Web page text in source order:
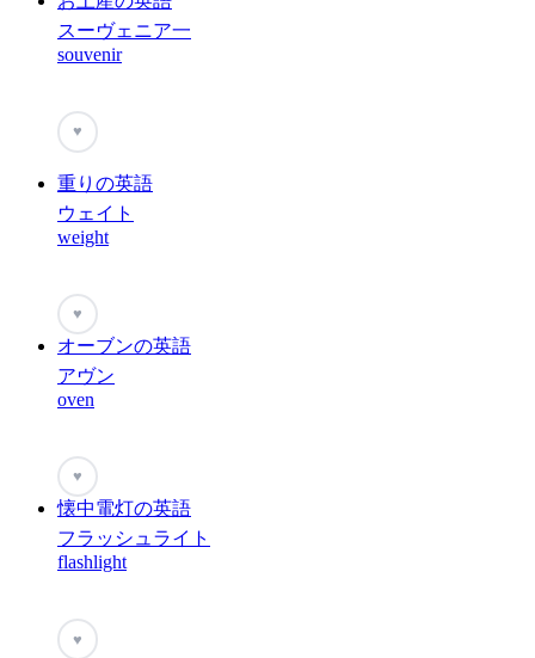
スーヴェニア一
souvenir
♥
重りの英語
ウェイト
weight
♥
オーブンの英語
アヴン
oven
♥
懐中電灯の英語
フラッシュライト
flashlight
♥